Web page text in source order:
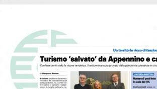
CATEGORIE SINDACALI
SERVIZI
GIOVEDÌ GASTRONOMICI